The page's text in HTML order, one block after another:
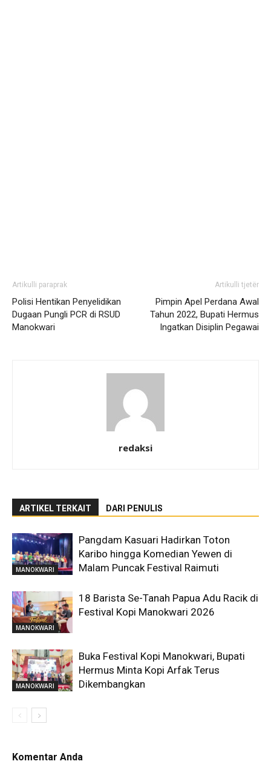
Artikulli paraprak
Polisi Hentikan Penyelidikan
Dugaan Pungli PCR di RSUD
Manokwari
Artikulli tjetër
Pimpin Apel Perdana Awal
Tahun 2022, Bupati Hermus
Ingatkan Disiplin Pegawai
redaksi
ARTIKEL TERKAIT DARI PENULIS
MANOKWARI
Pangdam Kasuari Hadirkan Toton
Karibo hingga Komedian Yewen di
Malam Puncak Festival Raimuti
MANOKWARI
18 Barista Se-Tanah Papua Adu Racik di
Festival Kopi Manokwari 2026
MANOKWARI
Buka Festival Kopi Manokwari, Bupati
Hermus Minta Kopi Arfak Terus
Dikembangkan
Komentar Anda